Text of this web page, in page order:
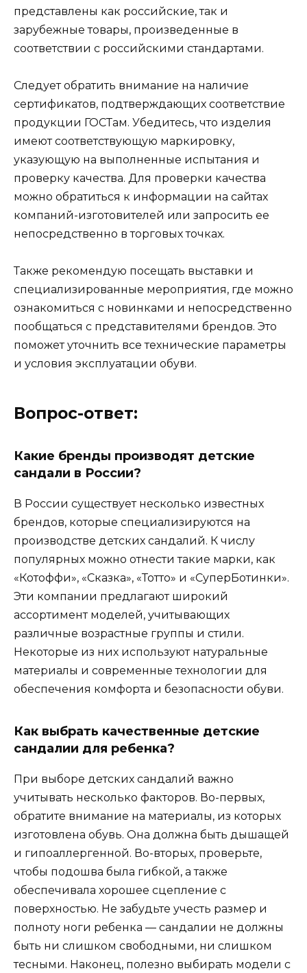
представлены как российские, так и
зарубежные товары, произведенные в
соответствии с российскими стандартами.
Следует обратить внимание на наличие
сертификатов, подтверждающих соответствие
продукции ГОСТам. Убедитесь, что изделия
имеют соответствующую маркировку,
указующую на выполненные испытания и
проверку качества. Для проверки качества
можно обратиться к информации на сайтах
компаний-изготовителей или запросить ее
непосредственно в торговых точках.
Также рекомендую посещать выставки и
специализированные мероприятия, где можно
ознакомиться с новинками и непосредственно
пообщаться с представителями брендов. Это
поможет уточнить все технические параметры
и условия эксплуатации обуви.
Вопрос-ответ:
Какие бренды производят детские
сандали в России?
В России существует несколько известных
брендов, которые специализируются на
производстве детских сандалий. К числу
популярных можно отнести такие марки, как
«Котоффи», «Сказка», «Тотто» и «СуперБотинки».
Эти компании предлагают широкий
ассортимент моделей, учитывающих
различные возрастные группы и стили.
Некоторые из них используют натуральные
материалы и современные технологии для
обеспечения комфорта и безопасности обуви.
Как выбрать качественные детские
сандалии для ребенка?
При выборе детских сандалий важно
учитывать несколько факторов. Во-первых,
обратите внимание на материалы, из которых
изготовлена обувь. Она должна быть дышащей
и гипоаллергенной. Во-вторых, проверьте,
чтобы подошва была гибкой, а также
обеспечивала хорошее сцепление с
поверхностью. Не забудьте учесть размер и
полноту ноги ребенка — сандалии не должны
быть ни слишком свободными, ни слишком
тесными. Наконец, полезно выбирать модели с